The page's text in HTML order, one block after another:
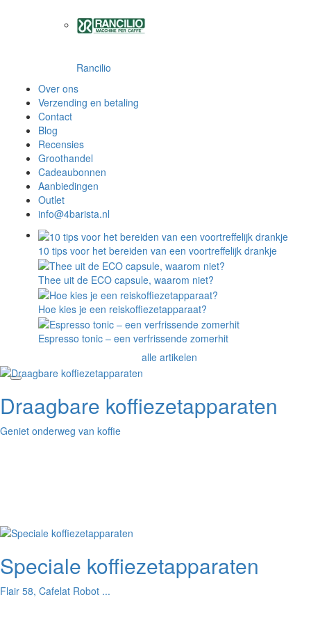
Rancilio
Over ons
Verzending en betaling
Contact
Blog
Recensies
Groothandel
Cadeaubonnen
Aanbiedingen
Outlet
info@4barista.nl
10 tips voor het bereiden van een voortreffelijk drankje
Thee uit de ECO capsule, waarom niet?
Hoe kies je een reiskoffiezetapparaat?
Espresso tonic – een verfrissende zomerhit
alle artikelen
Draagbare koffiezetapparaten
Geniet onderweg van koffie
Speciale koffiezetapparaten
Flair 58, Cafelat Robot ...